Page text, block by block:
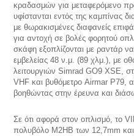
κραδασμών για μεταφερόμενο
υφίστανται εντός της καμπίνας
με θωρακισμένες διαφανείς
για αντοχή σε βολές φορητού
σκάφη εξοπλίζονται με ραντάρ
εμβελείας 48 ν.μ. (89 χλμ.), με
λειτουργιών Simrad GO9 XSE,
VHF και βυθόμετρο Airmar P79,
βοηθώντας στην έρευνα και
Σε ότι αφορά στον οπλισμό, το
πολυβόλο M2HB των 12,7mm